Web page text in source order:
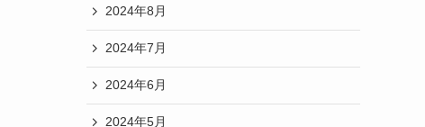
2024年8月
2024年7月
2024年6月
2024年5月